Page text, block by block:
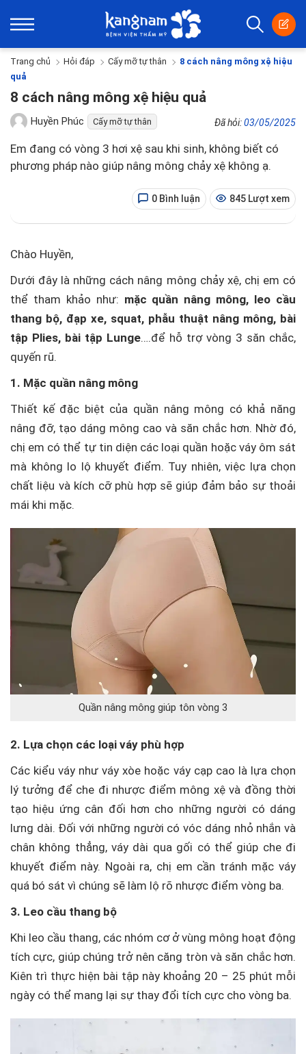
Trang chủ Hỏi đáp Cấy mỡ tự thân
8 cách nâng mông xệ hiệu
quả
8 cách nâng mông xệ hiệu quả
Huyền Phúc Cấy mỡ tự thân Đã hỏi:03/05/2025
Em đang có vòng 3 hơi xệ sau khi sinh, không biết có
phương pháp nào giúp nâng mông chảy xệ không ạ.
0 Bình luận 845 Lượt xem
Chào Huyền,
Dưới đây là những cách nâng mông chảy xệ, chị em có
thể tham khảo như: mặc quần nâng mông, leo cầu
thang bộ, đạp xe, squat, phẫu thuật nâng mông, bài
tập Plies, bài tập Lunge….để hỗ trợ vòng 3 săn chắc,
quyến rũ.
1. Mặc quần nâng mông
Thiết kế đặc biệt của quần nâng mông có khả năng
nâng đỡ, tạo dáng mông cao và săn chắc hơn. Nhờ đó,
chị em có thể tự tin diện các loại quần hoặc váy ôm sát
mà không lo lộ khuyết điểm. Tuy nhiên, việc lựa chọn
chất liệu và kích cỡ phù hợp sẽ giúp đảm bảo sự thoải
mái khi mặc.
Quần nâng mông giúp tôn vòng 3
2. Lựa chọn các loại váy phù hợp
Các kiểu váy như váy xòe hoặc váy cạp cao là lựa chọn
lý tưởng để che đi nhược điểm mông xệ và đồng thời
tạo hiệu ứng cân đối hơn cho những người có dáng
lưng dài. Đối với những người có vóc dáng nhỏ nhắn và
chân không thẳng, váy dài qua gối có thể giúp che đi
khuyết điểm này. Ngoài ra, chị em cần tránh mặc váy
quá bó sát vì chúng sẽ làm lộ rõ nhược điểm vòng ba.
3. Leo cầu thang bộ
Khi leo cầu thang, các nhóm cơ ở vùng mông hoạt động
tích cực, giúp chúng trở nên căng tròn và săn chắc hơn.
Kiên trì thực hiện bài tập này khoảng 20 – 25 phút mỗi
ngày có thể mang lại sự thay đổi tích cực cho vòng ba.